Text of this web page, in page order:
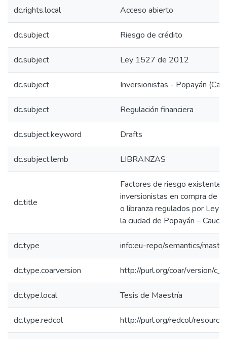
dc.rights.local Acceso abierto
dc.subject Riesgo de crédito
dc.subject Ley 1527 de 2012
dc.subject Inversionistas - Popayán
dc.subject Regulación financiera
dc.subject.keyword Drafts
dc.subject.lemb LIBRANZAS
dc.title
Factores de riesgo
inversionistas en compra de
o libranza regulados por Ley
la ciudad de Popayán – Cauca
dc.type info:eu-repo/semantics/
dc.type.coarversion http://purl.org/coar/version/
dc.type.local Tesis de Maestría
dc.type.redcol http://purl.org/redcol/